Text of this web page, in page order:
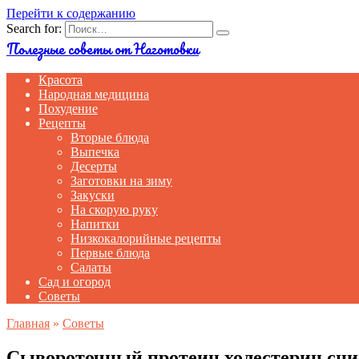
Перейти к содержанию
Search for:
Полезные советы от Наготовки
Красота
Народная медицина
Похудение
Рецепты
Вторые блюда
Выпечка
Десерты
Заготовки на зиму
Закуски
На скорую руку
Напитки
Низкокалорийные рецепты
Первые блюда
Салаты
Сад и огород
Советы
Главная » Советы